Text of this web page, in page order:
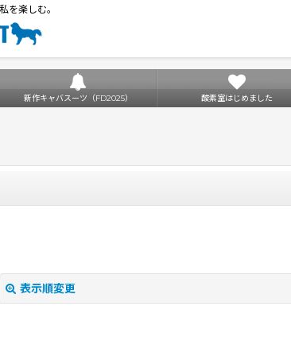
を楽しむ。
新作キャバスーツ（FD2025） 酸素室はじめました
表示順変更